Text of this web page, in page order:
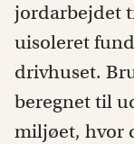
jordarbejdet
uisoleret
drivhuset.
beregnet til
miljøet, hvor